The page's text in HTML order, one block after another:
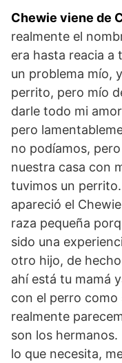
Chewie viene de
realmente el
era hasta reacia a
un problema mío,
perrito, pero mío
darle todo mi
pero
no podíamos,
nuestra casa con
tuvimos un
apareció el
raza pequeña
sido una
otro hijo, de
ahí está tu mamá
con el perro como
realmente
son los
lo que necesita,